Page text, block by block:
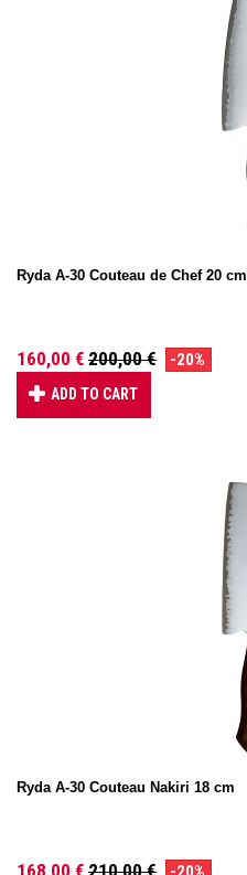
Ryda A-30 Couteau de Chef 20 cm
160,00 € 200,00 € -20%
ADD TO CART
Ryda A-30 Couteau Nakiri 18 cm